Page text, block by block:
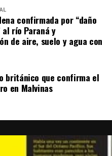
confirmada por “daño
río Paraná y
de aire, suelo y agua con
británico que confirma el
en Malvinas